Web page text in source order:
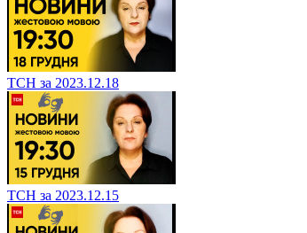
ТСН за 2023.12.18
ТСН за 2023.12.15